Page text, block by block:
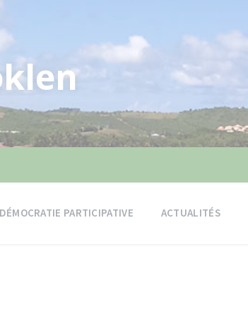
DÉMOCRATIE PARTICIPATIVE ACTUALITÉS